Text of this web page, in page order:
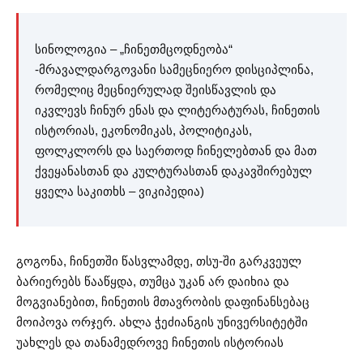
სინოლოგია – „ჩინეთმცოდნეობა“
-მრავალდარგოვანი სამეცნიერო დისციპლინა,
რომელიც მეცნიერულად შეისწავლის და
იკვლევს ჩინურ ენას და ლიტერატურას, ჩინეთის
ისტორიას, ეკონომიკას, პოლიტიკას,
ფოლკლორს და საერთოდ ჩინელებთან და მათ
ქვეყანასთან და კულტურასთან დაკავშირებულ
ყველა საკითხს – ვიკიპედია)
გოგონა, ჩინეთში წასვლამდე, თსუ-ში გარკვეულ
ბარიერებს წააწყდა, თუმცა უკან არ დაიხია და
მოგვიანებით, ჩინეთის მთავრობის დაფინანსებაც
მოიპოვა ორჯერ. ახლა ჭეძიანგის უნივერსიტეტში
უახლეს და თანამედროვე ჩინეთის ისტორიას